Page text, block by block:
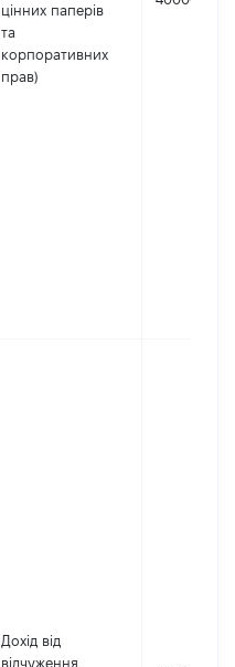
цінних паперів
та
корпоративних
прав)
Дохід від
відчуження